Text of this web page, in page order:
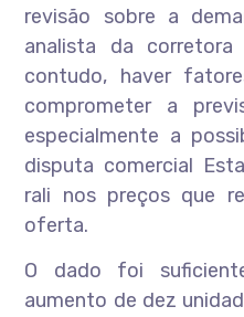
revisão sobre a
analista da corretora
contudo, haver
comprometer a
especialmente a
disputa comercial
rali nos preços que
oferta.
O dado foi
aumento de dez